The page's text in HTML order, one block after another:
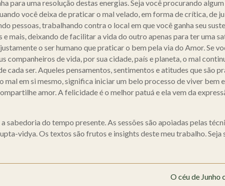
para uma resolução destas energias. Seja você procurando
você deixa de praticar o mal velado, em forma de crítica, de
pessoas, trabalhando contra o local em que você ganha seu
mais, deixando de facilitar a vida do outro apenas para ter uma
o ser humano que praticar o bem pela via do Amor. Se
companheiros de vida, por sua cidade, país e planeta, o mal
ser. Aqueles pensamentos, sentimentos e atitudes que são
em si mesmo, significa iniciar um belo processo de viver bem
amor. A felicidade é o melhor patuá e ela vem da
do tempo presente. As sessões são apoiadas pelas
vidya. Os textos são frutos e insights deste meu trabalho. Seja
O céu de Junho